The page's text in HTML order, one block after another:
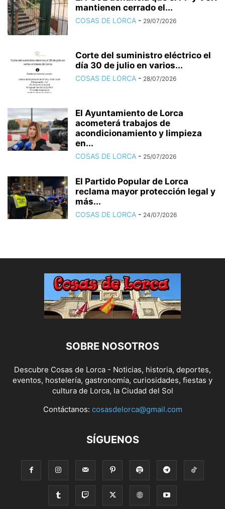
mantienen cerrado el...
COSAS DE LORCA - 29/07/2026
Corte del suministro eléctrico el
día 30 de julio en varios...
COSAS DE LORCA - 28/07/2026
El Ayuntamiento de Lorca
acometerá trabajos de
acondicionamiento y limpieza
en...
COSAS DE LORCA - 25/07/2026
El Partido Popular de Lorca
reclama mayor protección legal y
más...
COSAS DE LORCA - 24/07/2026
SOBRE NOSOTROS
Descubre Cosas de Lorca - Noticias, historia, deportes,
eventos, hostelería, gastronomía, curiosidades, fiestas y
cultura de Lorca, la Ciudad del Sol
Contáctanos: cosasdelorca@gmail.com
SÍGUENOS